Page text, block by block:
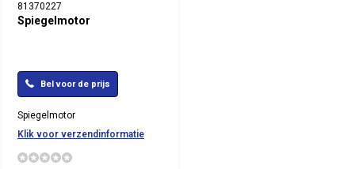
81370227
Spiegelmotor
Bel voor de prijs
Spiegelmotor
Klik voor verzendinformatie